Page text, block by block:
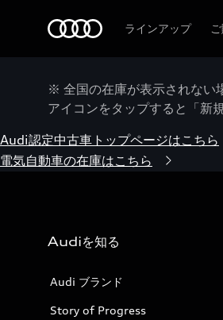
ラインアップ
※ 全国の在庫が表示されない
アイコンをタップすると「新
Audi認定中古車トップページはこちら
電気自動車の在庫はこちら
Audiを知る
Audi ブランド
Story of Progress